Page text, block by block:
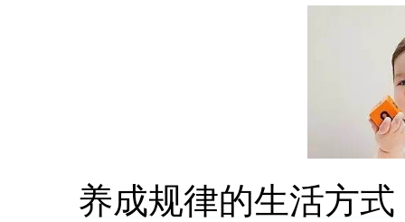
养成规律的生活方式